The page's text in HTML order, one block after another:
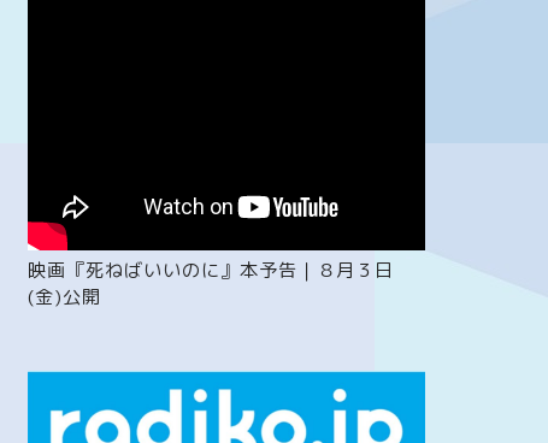
映画『死ねばいいのに』本予告｜８月３日
(金)公開